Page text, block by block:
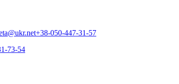
+38-050-447-31-57
73-54